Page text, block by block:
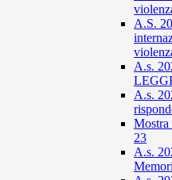
A.S.
A.s.
A.s.
Mostra
23
A.s.